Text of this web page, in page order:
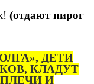
(отдают пирог
ДЕТИ
КЛАДУТ
И